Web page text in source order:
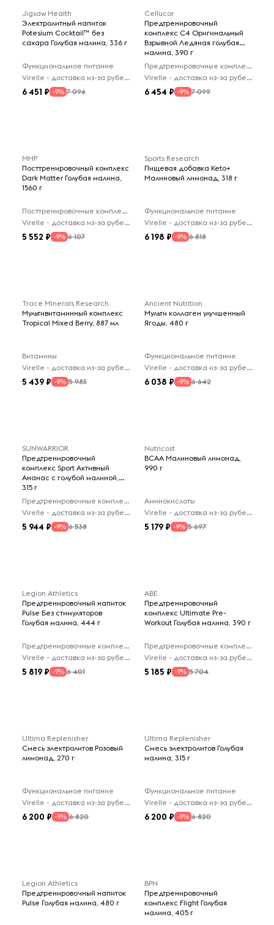
Jigsaw Health
Электролитный напиток
Potesium Cocktail™ без
сахара Голубая малина, 336 г
Функциональное питание
Virelle - доставка из-за рубежа
6 451 -9% 7 096
Cellucor
Предтренировочный
комплекс C4 Оригинальный
Взрывной Ледяная голубая
малина, 390 г
Предтренировочные комплексы
Virelle - доставка из-за рубежа
6 454 -9% 7 099
MHP
Посттренировочный комплекс
Dark Matter Голубая малина,
1560 г
Посттренировочные комплексы
Virelle - доставка из-за рубежа
5 552 -9% 6 107
Sports Research
Пищевая добавка Keto+
Малиновый лимонад, 318 г
Функциональное питание
Virelle - доставка из-за рубежа
6 198 -9% 6 818
Trace Minerals Research
Мультивитаминный комплекс
Tropical Mixed Berry, 887 мл
Витамины
Virelle - доставка из-за рубежа
5 439 -9% 5 983
Ancient Nutrition
Мульти коллаген улучшенный
Ягоды, 480 г
Функциональное питание
Virelle - доставка из-за рубежа
6 038 -9% 6 642
SUNWARRIOR
Предтренировочный
комплекс Sport Активный
Ананас с голубой малиной,
315 г
Предтренировочные комплексы
Virelle - доставка из-за рубежа
5 944 -9% 6 538
Nutricost
BCAA Малиновый лимонад,
990 г
Аминокислоты
Virelle - доставка из-за рубежа
5 179 -9% 5 697
Legion Athletics
Предтренировочный напиток
Pulse Без стимуляторов
Голубая малина, 444 г
Предтренировочные комплексы
Virelle - доставка из-за рубежа
5 819 -9% 6 401
ABE
Предтренировочный
комплекс Ultimate Pre-
Workout Голубая малина, 390 г
Предтренировочные комплексы
Virelle - доставка из-за рубежа
5 185 -9% 5 704
Ultima Replenisher
Смесь электролитов Розовый
лимонад, 270 г
Функциональное питание
Virelle - доставка из-за рубежа
6 200 -9% 6 820
Ultima Replenisher
Смесь электролитов Голубая
малина, 315 г
Функциональное питание
Virelle - доставка из-за рубежа
6 200 -9% 6 820
Legion Athletics
Предтренировочный напиток
Pulse Голубая малина, 480 г
BPN
Предтренировочный
комплекс Flight Голубая
малина, 405 г